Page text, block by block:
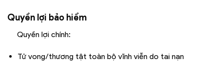
Quyền lợi bảo hiểm
Quyền lợi chính:
Tử vong/thương tật toàn bộ vĩnh viễn do tai nạn